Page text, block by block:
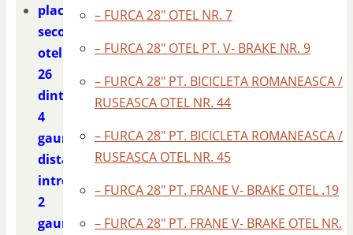
placa
second
otel
26
dinti
4
gauri
distanta
intre
2
gauri
– FURCA 28″ OTEL NR. 7
– FURCA 28″ OTEL PT. V- BRAKE NR. 9
– FURCA 28″ PT. BICICLETA ROMANEASCA /
RUSEASCA OTEL NR. 44
– FURCA 28″ PT. BICICLETA ROMANEASCA /
RUSEASCA OTEL NR. 45
– FURCA 28″ PT. FRANE V- BRAKE OTEL .19
– FURCA 28″ PT. FRANE V- BRAKE OTEL NR.